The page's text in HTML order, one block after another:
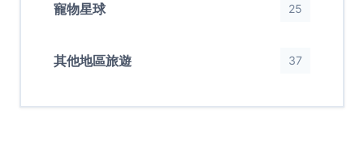
寵物星球 25
其他地區旅遊 37